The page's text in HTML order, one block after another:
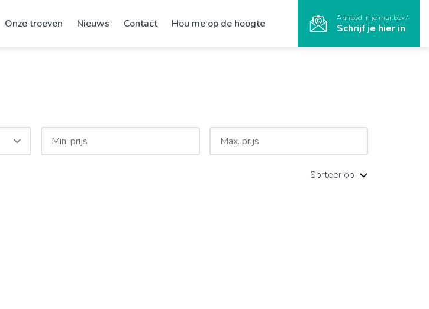
Onze troeven Nieuws Contact Hou me op de hoogte Aanbod in je mailbox?
Schrijf je hier in
Sorteer op